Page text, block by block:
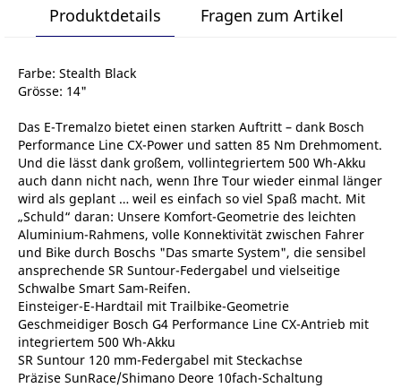
Produktdetails Fragen zum Artikel
Farbe: Stealth Black
Grösse: 14"
Das E-Tremalzo bietet einen starken Auftritt – dank Bosch
Performance Line CX-Power und satten 85 Nm Drehmoment.
Und die lässt dank großem, vollintegriertem 500 Wh-Akku
auch dann nicht nach, wenn Ihre Tour wieder einmal länger
wird als geplant … weil es einfach so viel Spaß macht. Mit
„Schuld“ daran: Unsere Komfort-Geometrie des leichten
Aluminium-Rahmens, volle Konnektivität zwischen Fahrer
und Bike durch Boschs "Das smarte System", die sensibel
ansprechende SR Suntour-Federgabel und vielseitige
Schwalbe Smart Sam-Reifen.
Einsteiger-E-Hardtail mit Trailbike-Geometrie
Geschmeidiger Bosch G4 Performance Line CX-Antrieb mit
integriertem 500 Wh-Akku
SR Suntour 120 mm-Federgabel mit Steckachse
Präzise SunRace/Shimano Deore 10fach-Schaltung